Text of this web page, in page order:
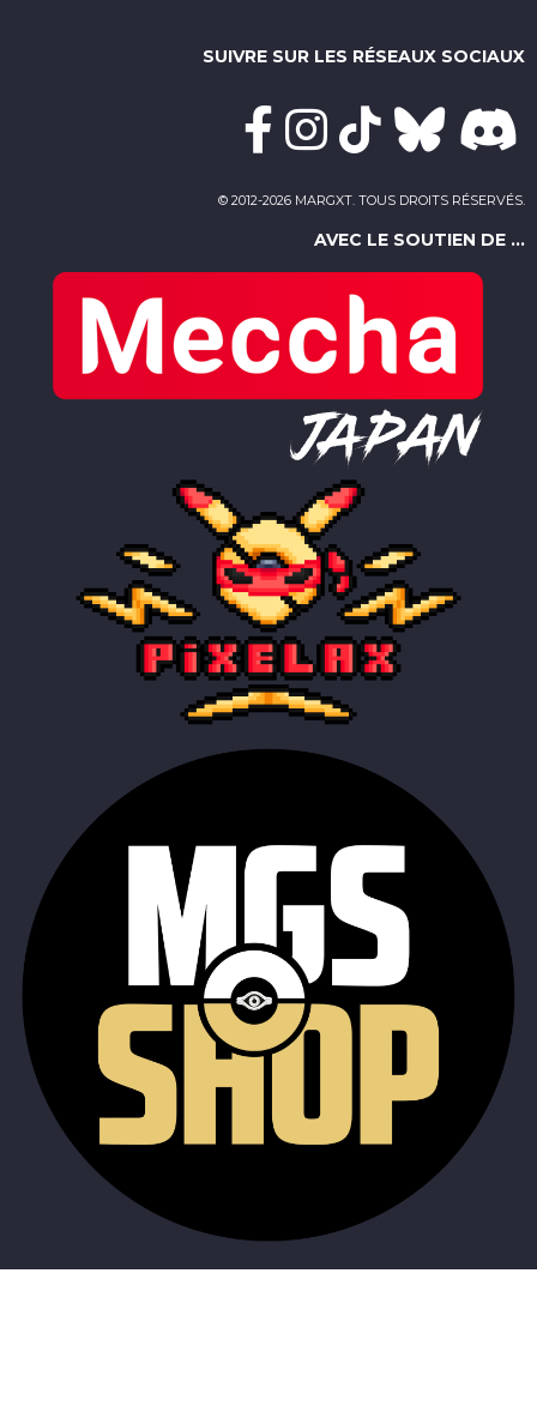
SUIVRE SUR LES RÉSEAUX SOCIAUX
© 2012-2026 MARGXT. TOUS DROITS RÉSERVÉS.
AVEC LE SOUTIEN DE ...